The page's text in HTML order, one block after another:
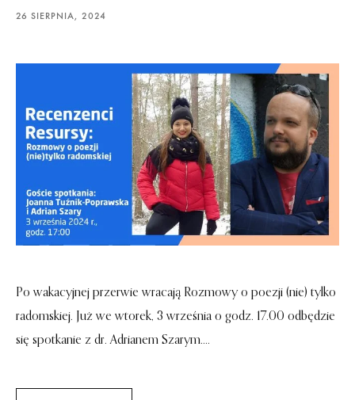
26 SIERPNIA, 2024
Po wakacyjnej przerwie wracają Rozmowy o poezji (nie) tylko
radomskiej. Już we wtorek, 3 września o godz. 17.00 odbędzie
się spotkanie z dr. Adrianem Szarym....